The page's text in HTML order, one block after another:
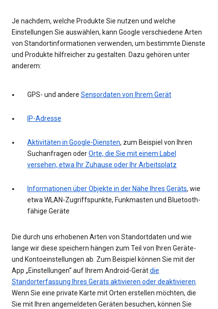
Je nachdem, welche Produkte Sie nutzen und welche
Einstellungen Sie auswählen, kann Google verschiedene Arten
von Standortinformationen verwenden, um bestimmte Dienste
und Produkte hilfreicher zu gestalten. Dazu gehören unter
anderem:
GPS- und andere Sensordaten von Ihrem Gerät
IP-Adresse
Aktivitäten in Google-Diensten, zum Beispiel von Ihren
Suchanfragen oderOrte, die Sie mit einem Label
versehen, etwa Ihr Zuhause oder Ihr Arbeitsplatz
Informationen über Objekte in der Nähe Ihres Geräts, wie
etwa WLAN-Zugriffspunkte, Funkmasten und Bluetooth-
fähige Geräte
Die durch uns erhobenen Arten von Standortdaten und wie
lange wir diese speichern hängen zum Teil von Ihren Geräte-
und Kontoeinstellungen ab. Zum Beispiel können Sie mit der
App „Einstellungen“ auf Ihrem Android-Gerätdie
Standorterfassung Ihres Geräts aktivieren oder deaktivieren
Wenn Sie eine private Karte mit Orten erstellen möchten, die
Sie mit Ihren angemeldeten Geräten besuchen, können Sie